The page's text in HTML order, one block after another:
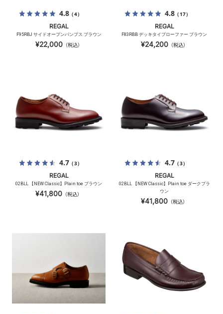
4.8（4）
REGAL
F95RBJ サイドオープンパンプス ブラウン
¥22,000（税込）
4.8（17）
REGAL
F83RBB デッキタイプローファー ブラウン
¥24,200（税込）
4.7（3）
REGAL
02BLL 【NEW Classic】Plain toe ブラウン
¥41,800 （税込）
4.7（3）
REGAL
02BLL 【NEW Classic】Plain toe ダークブラ
ウン
¥41,800 （税込）